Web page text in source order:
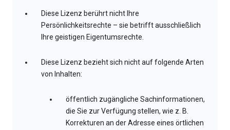
Diese Lizenz berührt nicht Ihre
Persönlichkeitsrechte – sie betrifft ausschließlich
Ihre geistigen Eigentumsrechte.
Diese Lizenz bezieht sich nicht auf folgende Arten
von Inhalten:
öffentlich zugängliche Sachinformationen,
die Sie zur Verfügung stellen, wie z. B.
Korrekturen an der Adresse eines örtlichen